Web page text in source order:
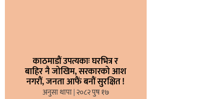
काठमाडौं उपत्यकाः घरभित्र र
बाहिर नै जोखिम, सरकारको आश
नगरौं, जनता आफैं बनौं सुरक्षित !
अनुसा थापा २०८२ पुष १७